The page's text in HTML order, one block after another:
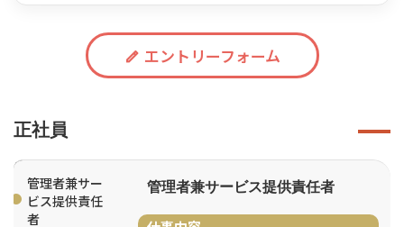
エントリーフォーム
正社員
管理者兼サー
ビス提供責任
者
管理者兼サービス提供責任者